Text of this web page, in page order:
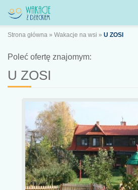
Strona główna » Wakacje na wsi » U ZOSI
Poleć ofertę znajomym:
U ZOSI